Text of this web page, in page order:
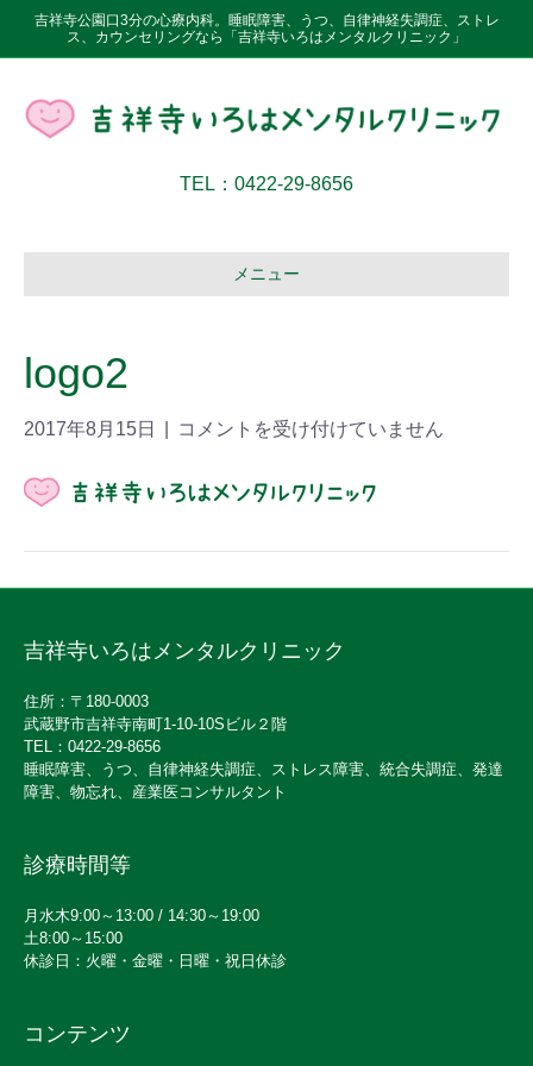
吉祥寺公園口3分の心療内科。睡眠障害、うつ、自律神経失調症、ストレ
ス、カウンセリングなら「吉祥寺いろはメンタルクリニック」
TEL：0422-29-8656
メニュー
logo2
2017年8月15日 コメントを受け付けていません
吉祥寺いろはメンタルクリニック
住所：〒180-0003
武蔵野市吉祥寺南町1-10-10Sビル２階
TEL：0422-29-8656
睡眠障害、うつ、自律神経失調症、ストレス障害、統合失調症、発達
障害、物忘れ、産業医コンサルタント
診療時間等
月水木9:00～13:00 / 14:30～19:00
土8:00～15:00
休診日：火曜・金曜・日曜・祝日休診
コンテンツ